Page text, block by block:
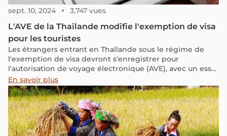
sept. 10, 2024 3,747 vues
L'AVE de la Thaïlande modifie l'exemption de visa
pour les touristes
Les étrangers entrant en Thaïlande sous le régime de
l'exemption de visa devront s'enregistrer pour
l'autorisation de voyage électronique (AVE), avec un essai
prévu en décembre 2024 et une mise en œuvre officielle
en juin 2025.
En savoir plus